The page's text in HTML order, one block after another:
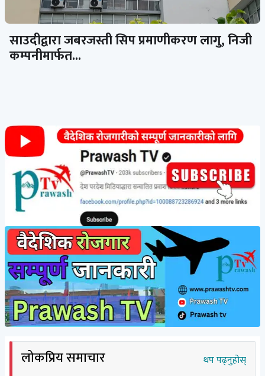
साउदीद्वारा जबरजस्ती सिप प्रमाणीकरण लागु, निजी
कम्पनीमार्फत...
लोकप्रिय समाचार थप पढ्नुहोस्